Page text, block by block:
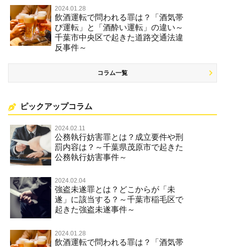
2024.01.28
飲酒運転で問われる罪は？「酒気帯
び運転」と「酒酔い運転」の違い～
千葉市中央区で起きた道路交通法違
反事件～
コラム一覧
ピックアップコラム
2024.02.11
公務執行妨害罪とは？成立要件や刑
罰内容は？～千葉県茂原市で起きた
公務執行妨害事件～
2024.02.04
強盗未遂罪とは？どこからが「未
遂」に該当する？～千葉市稲毛区で
起きた強盗未遂事件～
2024.01.28
飲酒運転で問われる罪は？「酒気帯